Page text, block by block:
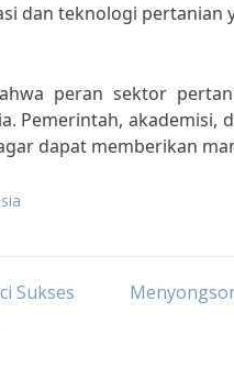
dan teknologi
peran sektor
Pemerintah, akademisi,
dapat memberikan
Sukses